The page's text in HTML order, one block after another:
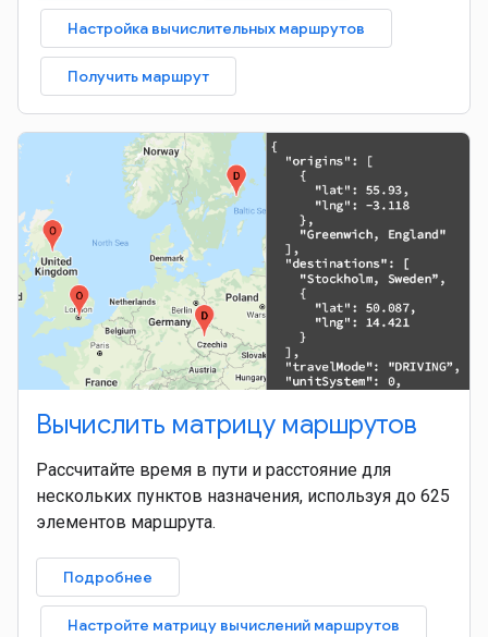
Настройка вычислительных маршрутов
Получить маршрут
Вычислить матрицу маршрутов
Рассчитайте время в пути и расстояние для
нескольких пунктов назначения, используя до 625
элементов маршрута.
Подробнее
Настройте матрицу вычислений маршрутов